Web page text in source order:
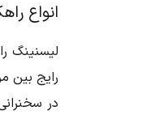
انواع
لیسنینگ
رایج بین
در